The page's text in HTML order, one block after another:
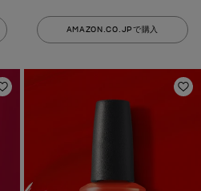
AMAZON.CO.JPで購入
ほしいものリストに追加 ほ